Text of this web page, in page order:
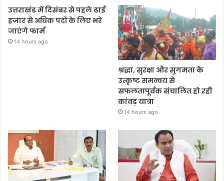
उत्तराखंड में दिसंबर से पहले ढाई
हजार से अधिक पदों के लिए भरे
जाएंगे फार्म
14 hours ago
श्रद्धा, सुरक्षा और सुगमता के
उत्कृष्ट समन्वय से
सफलतापूर्वक संचालित हो रही
कांवड़ यात्रा
14 hours ago